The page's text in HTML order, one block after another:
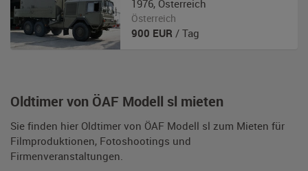
Oldtimer von ÖAF Modell sl mieten
Sie finden hier Oldtimer von ÖAF Modell sl zum Mieten für
Filmproduktionen, Fotoshootings und
Firmenveranstaltungen.
1976, Österreich
Österreich
900 EUR / Tag